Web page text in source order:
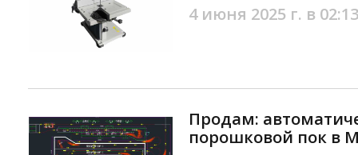
4 июня 2025 г. в 02:13
Продам:
порошковой пок в